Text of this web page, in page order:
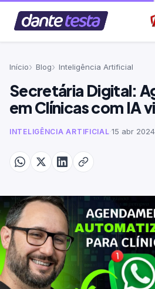
Início Blog Inteligência Artificial
Secretária Digital:
em Clínicas com IA
INTELIGÊNCIA ARTIFICIAL ·15 abr 2024